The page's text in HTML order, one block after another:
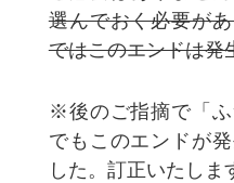
選んでおく必要が
ではこのエンドは発
※後のご指摘で「ふ
でもこのエンドが
した。訂正いたしま